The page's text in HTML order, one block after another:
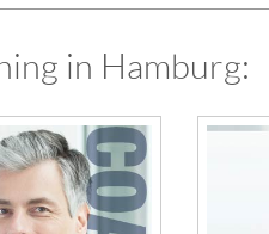
in Hamburg: